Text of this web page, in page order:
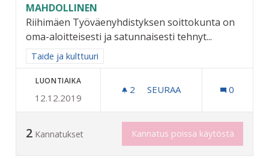
MAHDOLLINEN
Riihimäen Työväenyhdistyksen soittokunta on
oma-aloitteisesti ja satunnaisesti tehnyt...
Rajaa tulokset aihepiirin mukaan: Taide ja kulttuuri
Taide ja kulttuuri
LUONTIAIKA
12.12.2019
2 2 SEURAAJAA
SEURAA 0
2 Kannatukset Kannatus poissa käytöstä